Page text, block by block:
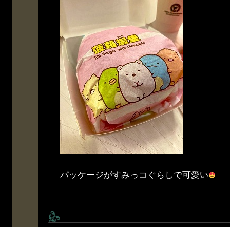
パッケージがすみっコぐらしで可愛い